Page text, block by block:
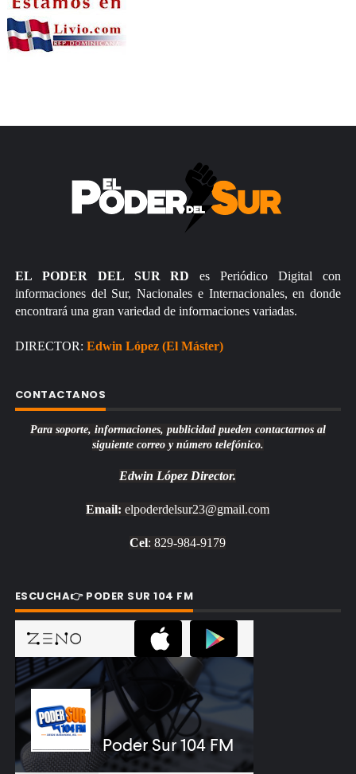
EL PODER DEL SUR RD es Periódico Digital con
informaciones del Sur, Nacionales e Internacionales, en donde
encontrará una gran variedad de informaciones variadas.
DIRECTOR: Edwin López (El Máster)
CONTACTANOS
Para soporte, informaciones, publicidad pueden contactarnos al
siguiente correo y número telefónico.
Edwin López Director.
Email: elpoderdelsur23@gmail.com
Cel: 829-984-9179
ESCUCHA👉 PODER SUR 104 FM